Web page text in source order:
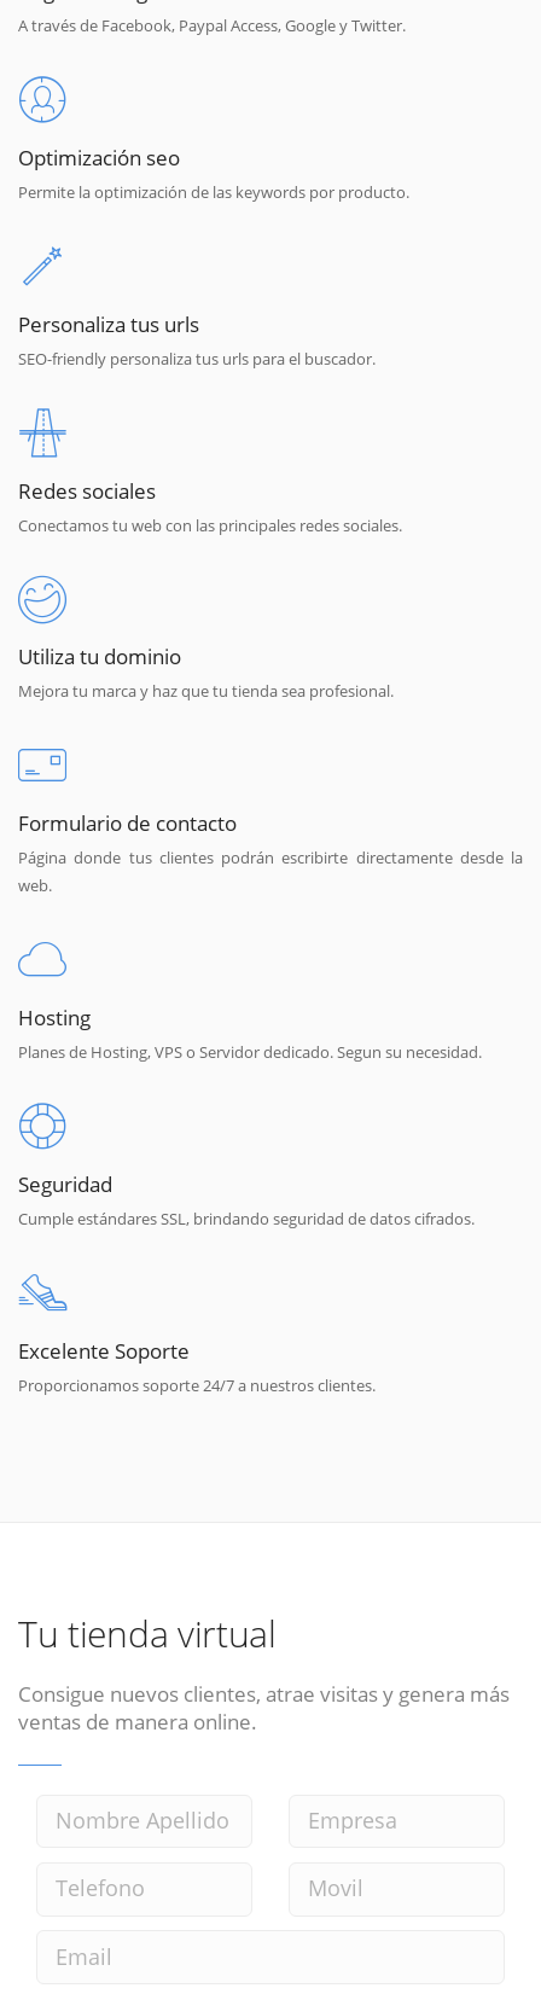
A través de Facebook, Paypal Access, Google y Twitter.
Optimización seo
Permite la optimización de las keywords por producto.
Personaliza tus urls
SEO-friendly personaliza tus urls para el buscador.
Redes sociales
Conectamos tu web con las principales redes sociales.
Utiliza tu dominio
Mejora tu marca y haz que tu tienda sea profesional.
Formulario de contacto
Página donde tus clientes podrán escribirte directamente desde la
web.
Hosting
Planes de Hosting, VPS o Servidor dedicado. Segun su necesidad.
Seguridad
Cumple estándares SSL, brindando seguridad de datos cifrados.
Excelente Soporte
Proporcionamos soporte 24/7 a nuestros clientes.
Tu tienda virtual
Consigue nuevos clientes, atrae visitas y genera más
ventas de manera online.